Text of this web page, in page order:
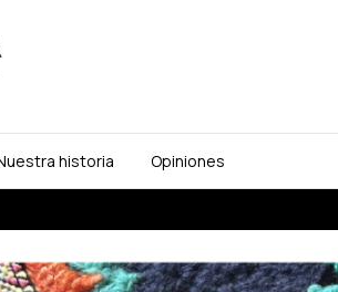
historia Opiniones